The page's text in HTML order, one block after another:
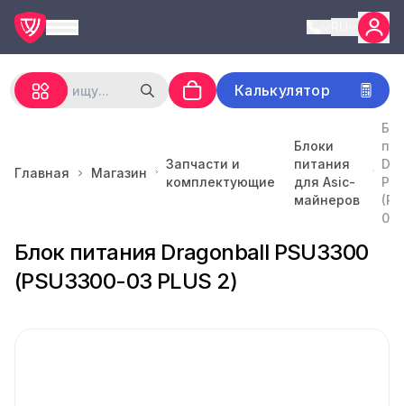
Калькулятор
Главная Магазин
Запчасти и
комплектующие
Блоки
питания
для Asic-
майнеров
03
Блок питания Dragonball PSU3300
(PSU3300-03 PLUS 2)